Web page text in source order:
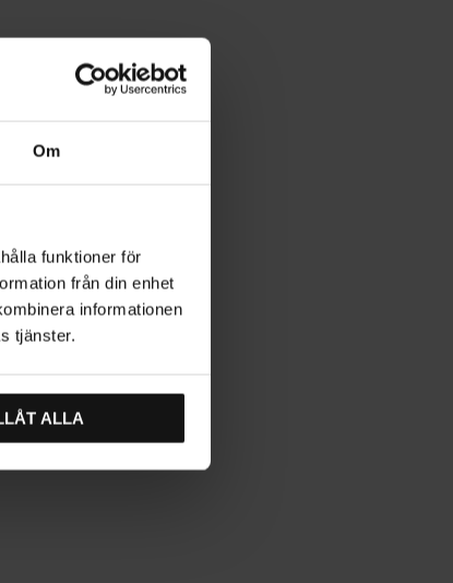
Om
funktioner för
från din enhet
informationen
tjänster.
ALLA